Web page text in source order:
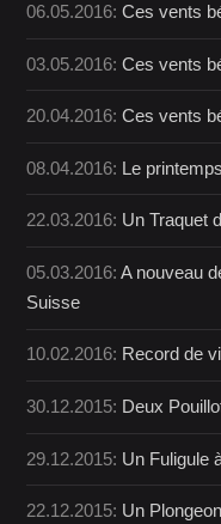
06.05.2016:Ces vents
03.05.2016:Ces vents
20.04.2016:Ces vents
08.04.2016: Le
22.03.2016: Un Traquet
05.03.2016:A nouveau
Suisse
10.02.2016: Record de
30.12.2015: Deux
29.12.2015: Un Fuligule
22.12.2015: Un